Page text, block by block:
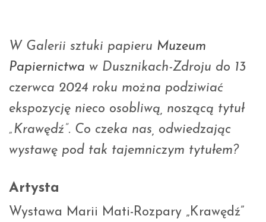
W Galerii sztuki papieru Muzeum
Papiernictwa w Dusznikach-Zdroju do 13
czerwca 2024 roku można podziwiać
ekspozycję nieco osobliwą, noszącą tytuł
„Krawędź”. Co czeka nas, odwiedzając
wystawę pod tak tajemniczym tytułem?
Artysta
Wystawa Marii Mati-Rozpary „Krawędź”